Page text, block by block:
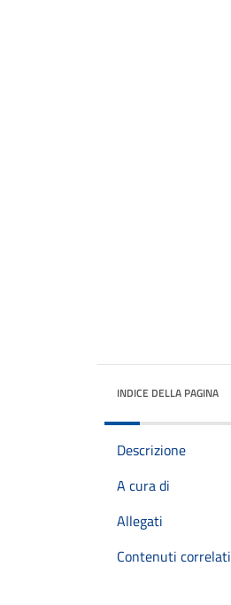
INDICE DELLA PAGINA
Descrizione
A cura di
Allegati
Contenuti correlati